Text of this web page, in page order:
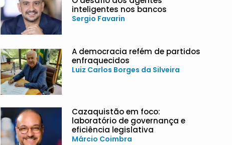
inteligentes nos bancos
Sergio Favarin
A democracia refém de partidos
enfraquecidos
Luiz Carlos Borges da Silveira
Cazaquistão em foco:
laboratório de governança e
eficiência legislativa
Márcio Coimbra